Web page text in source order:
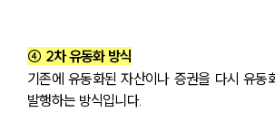
④ 2차 유동화 방식
기존에 유동화된 자산이나 증권을 다시 유동
발행하는 방식입니다.